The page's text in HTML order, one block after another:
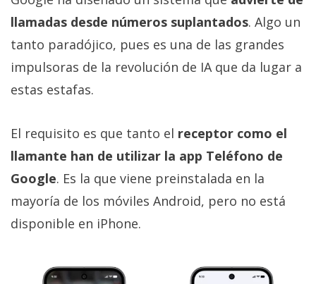
llamadas desde números suplantados. Algo un
tanto paradójico, pues es una de las grandes
impulsoras de la revolución de IA que da lugar a
estas estafas.
El requisito es que tanto el receptor como el
llamante han de utilizar la app Teléfono de
Google. Es la que viene preinstalada en la
mayoría de los móviles Android, pero no está
disponible en iPhone.